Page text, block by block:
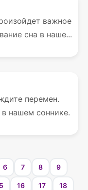
важное
сна в наше...
перемен.
нашем соннике.
6 7 8 9
16 17 18